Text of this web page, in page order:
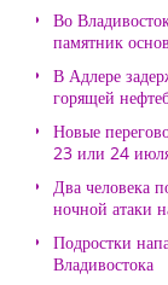
Во
памятник
В Адлере
горящей
Новые
23 или 24
Два человека
ночной атаки
Подростки
Владивостока